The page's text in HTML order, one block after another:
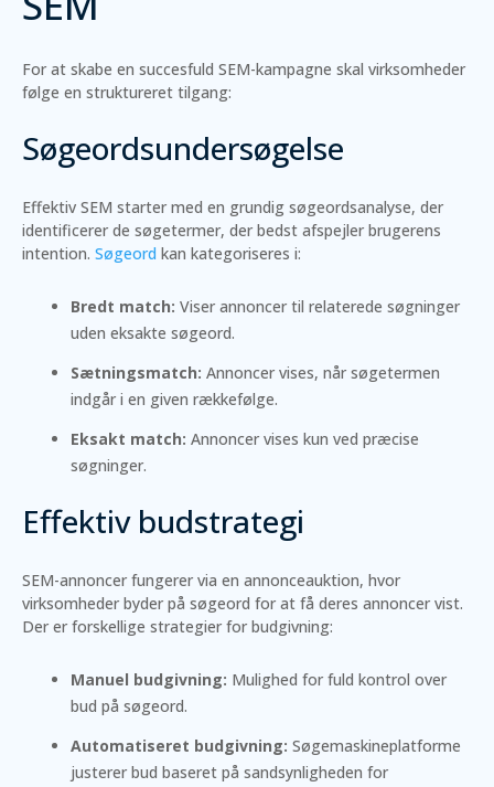
For at skabe en succesfuld SEM-kampagne skal virksomheder
følge en struktureret tilgang:
Søgeordsundersøgelse
Effektiv SEM starter med en grundig søgeordsanalyse, der
identificerer de søgetermer, der bedst afspejler brugerens
intention. Søgeord kan kategoriseres i:
Bredt match: Viser annoncer til relaterede søgninger
uden eksakte søgeord.
Sætningsmatch: Annoncer vises, når søgetermen
indgår i en given rækkefølge.
Eksakt match: Annoncer vises kun ved præcise
søgninger.
Effektiv budstrategi
SEM-annoncer fungerer via en annonceauktion, hvor
virksomheder byder på søgeord for at få deres annoncer vist.
Der er forskellige strategier for budgivning:
Manuel budgivning: Mulighed for fuld kontrol over
bud på søgeord.
Automatiseret budgivning: Søgemaskineplatforme
justerer bud baseret på sandsynligheden for